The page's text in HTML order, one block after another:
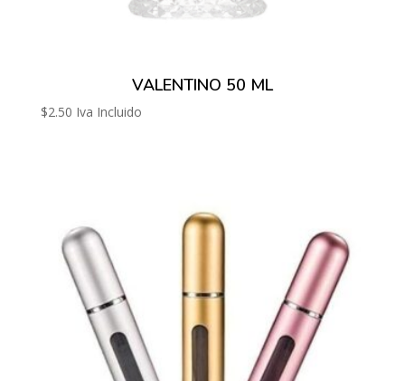
VALENTINO 50 ML
$2.50 Iva Incluido